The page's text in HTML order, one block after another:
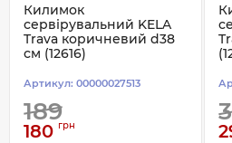
Килимок
сервірувальний KELA
Trava коричневий d38
см (12616)
Артикул: 00000027513
189
180 грн